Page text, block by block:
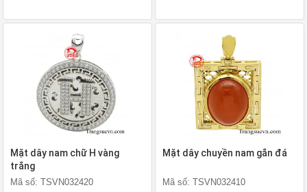
Mặt dây nam chữ H vàng
trắng
Mã số: TSVN032420
Mặt dây chuyền nam gắn đá
Mã số: TSVN032410